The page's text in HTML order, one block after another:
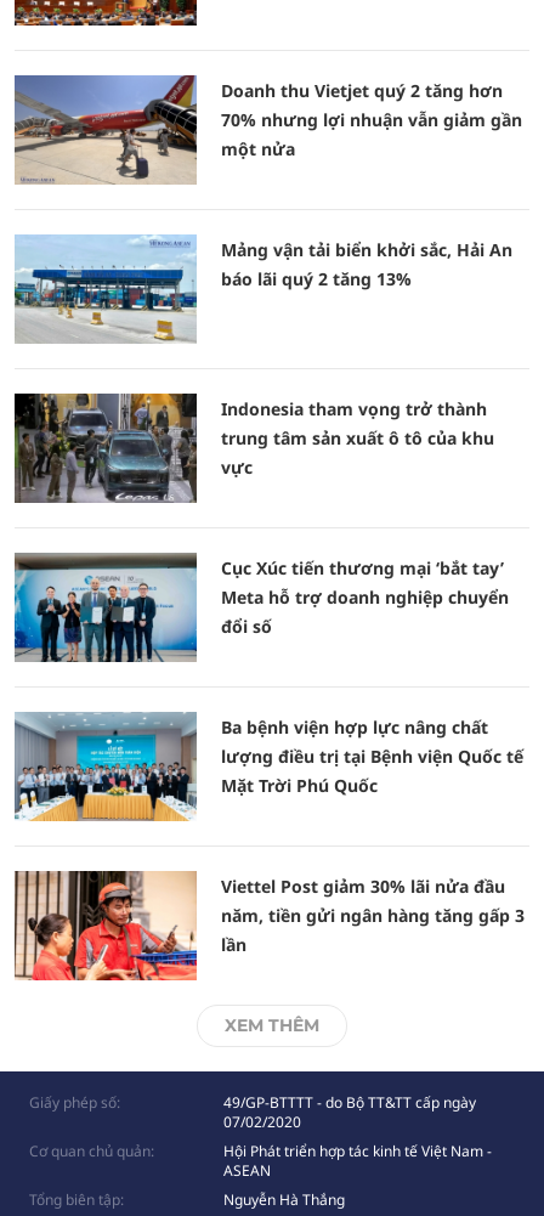
Doanh thu Vietjet quý 2 tăng hơn
70% nhưng lợi nhuận vẫn giảm gần
một nửa
Mảng vận tải biển khởi sắc, Hải An
báo lãi quý 2 tăng 13%
Indonesia tham vọng trở thành
trung tâm sản xuất ô tô của khu
vực
Cục Xúc tiến thương mại ‘bắt tay’
Meta hỗ trợ doanh nghiệp chuyển
đổi số
Ba bệnh viện hợp lực nâng chất
lượng điều trị tại Bệnh viện Quốc tế
Mặt Trời Phú Quốc
Viettel Post giảm 30% lãi nửa đầu
năm, tiền gửi ngân hàng tăng gấp 3
lần
XEM THÊM
Giấy phép số:
49/GP-BTTTT - do Bộ TT&TT cấp ngày
07/02/2020
Cơ quan chủ quản:
Hội Phát triển hợp tác kinh tế Việt Nam -
ASEAN
Tổng biên tập:
Nguyễn Hà Thắng